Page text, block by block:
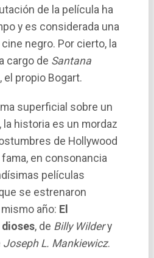
de la película ha
y es considerada una
negro. Por cierto, la
cargo de Santana
el propio Bogart.
superficial sobre un
la historia es un mordaz
de Hollywood
en consonancia
películas
se estrenaron
año: El
, de Billy Wildery
Joseph L. Mankiewicz.